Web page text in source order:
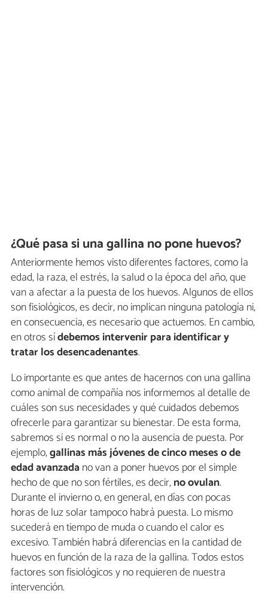
¿Qué pasa si una gallina no pone huevos?
Anteriormente hemos visto diferentes factores, como la
edad, la raza, el estrés, la salud o la época del año, que
van a afectar a la puesta de los huevos. Algunos de ellos
son fisiológicos, es decir, no implican ninguna patología ni,
en consecuencia, es necesario que actuemos. En cambio,
en otros sídebemos intervenir para identificar y
tratar los desencadenantes.
Lo importante es que antes de hacernos con una gallina
como animal de compañía nos informemos al detalle de
cuáles son sus necesidades y qué cuidados debemos
ofrecerle para garantizar su bienestar. De esta forma,
sabremos si es normal o no la ausencia de puesta. Por
ejemplo,gallinas más jóvenes de cinco meses o de
edad avanzadano van a poner huevos por el simple
hecho de que no son fértiles, es decir,no ovulan.
Durante el invierno o, en general, en días con pocas
horas de luz solar tampoco habrá puesta. Lo mismo
sucederá en tiempo de muda o cuando el calor es
excesivo. También habrá diferencias en la cantidad de
huevos en función de la raza de la gallina. Todos estos
factores son fisiológicos y no requieren de nuestra
intervención.